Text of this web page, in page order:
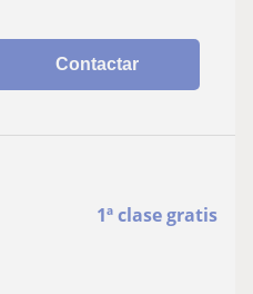
Contactar
1ª clase gratis